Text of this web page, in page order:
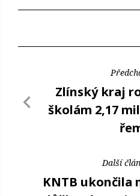
Zlínský kraj
školám 2,17
Další
KNTB ukončila